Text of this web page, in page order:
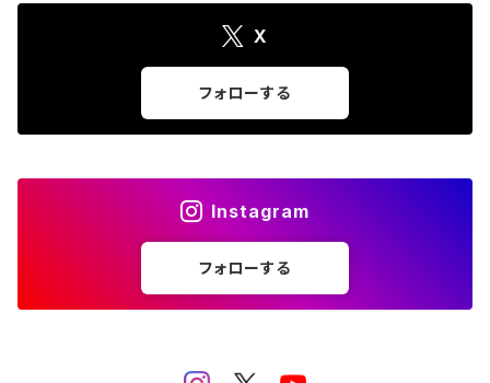
グッズ
X
フォローする
Instagram
フォローする